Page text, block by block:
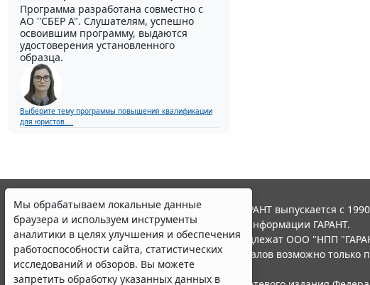
Программа разработана совместно с
АО ''СБЕР А". Слушателям, успешно
освоившим программу, выдаются
удостоверения установленного
образца.
Выберите тему программы повышения квалификации
для юристов ...
Мы обрабатываем локальные данные
браузера и используем инструменты
аналитики в целях улучшения и обеспечения
работоспособности сайта, статистических
исследований и обзоров. Вы можете
запретить обработку указанных данных в
© ООО "НПП "ГАРАНТ-СЕРВИС", 2026. Система ГАРАНТ выпускается с
участниками Российской ассоциации правовой информации ГАРАНТ.
Все права на материалы сайта ГАРАНТ.РУ принадлежат ООО "НПП
Полное или частичное воспроизведение материалов возможно
Правила использования портала.